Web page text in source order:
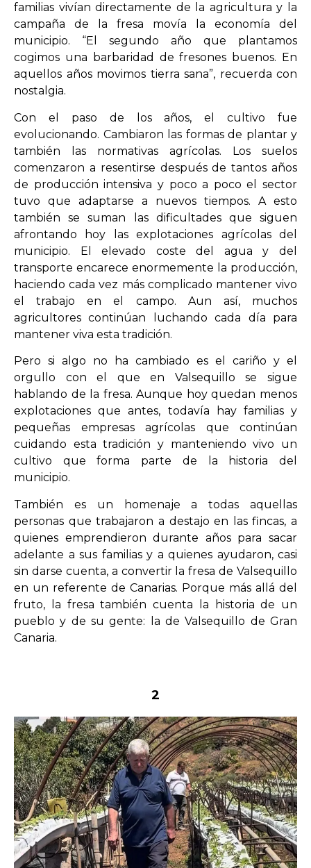
familias vivían directamente de la agricultura y la
campaña de la fresa movía la economía del
municipio. “El segundo año que plantamos
cogimos una barbaridad de fresones buenos. En
aquellos años movimos tierra sana”, recuerda con
nostalgia.
Con el paso de los años, el cultivo fue
evolucionando. Cambiaron las formas de plantar y
también las normativas agrícolas. Los suelos
comenzaron a resentirse después de tantos años
de producción intensiva y poco a poco el sector
tuvo que adaptarse a nuevos tiempos. A esto
también se suman las dificultades que siguen
afrontando hoy las explotaciones agrícolas del
municipio. El elevado coste del agua y del
transporte encarece enormemente la producción,
haciendo cada vez más complicado mantener vivo
el trabajo en el campo. Aun así, muchos
agricultores continúan luchando cada día para
mantener viva esta tradición.
Pero si algo no ha cambiado es el cariño y el
orgullo con el que en Valsequillo se sigue
hablando de la fresa. Aunque hoy quedan menos
explotaciones que antes, todavía hay familias y
pequeñas empresas agrícolas que continúan
cuidando esta tradición y manteniendo vivo un
cultivo que forma parte de la historia del
municipio.
También es un homenaje a todas aquellas
personas que trabajaron a destajo en las fincas, a
quienes emprendieron durante años para sacar
adelante a sus familias y a quienes ayudaron, casi
sin darse cuenta, a convertir la fresa de Valsequillo
en un referente de Canarias. Porque más allá del
fruto, la fresa también cuenta la historia de un
pueblo y de su gente: la de Valsequillo de Gran
Canaria.
2